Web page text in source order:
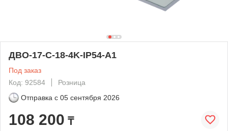
ДВО-17-С-18-4K-IP54-A1
Под заказ
Код: 92584
Розница
Отправка с 05 сентября 2026
108 200 ₸